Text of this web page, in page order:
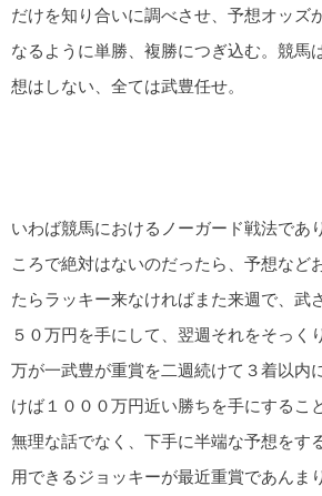
だけを知り合いに調べさせ、予想オッズ
なるように単勝、複勝につぎ込む。競馬
想はしない、全ては武豊任せ。
いわば競馬におけるノーガード戦法であ
ころで絶対はないのだったら、予想など
たらラッキー来なければまた来週で、武
５０万円を手にして、翌週それをそっく
万が一武豊が重賞を二週続けて３着以内
けば１０００万円近い勝ちを手にするこ
無理な話でなく、下手に半端な予想をす
用できるジョッキーが最近重賞であんま